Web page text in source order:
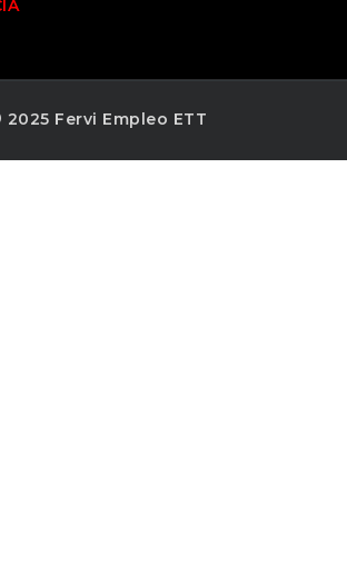
2025 Fervi Empleo ETT